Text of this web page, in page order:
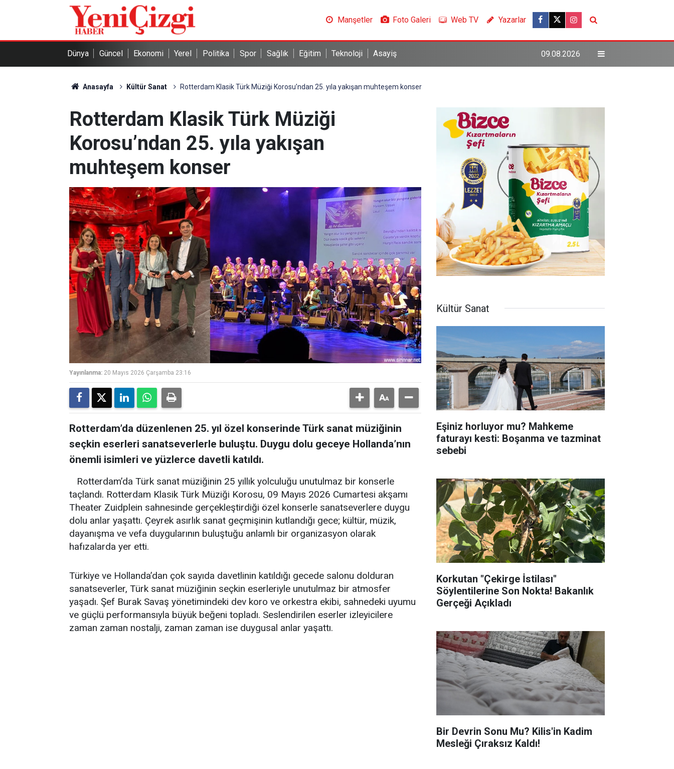
Manşetler Foto Galeri Web TV Yazarlar
Dünya Güncel Ekonomi Yerel Politika Spor Sağlık Eğitim Teknoloji Asayiş 09.08.2026
Anasayfa Kültür Sanat Rotterdam Klasik Türk Müziği Korosu’ndan 25. yıla yakışan muhteşem konser
Rotterdam Klasik Türk Müziği
Korosu’ndan 25. yıla yakışan
muhteşem konser
Yayınlanma: 20 Mayıs 2026 Çarşamba 23:16
Rotterdam’da düzenlenen 25. yıl özel konserinde Türk sanat müziğinin
seçkin eserleri sanatseverlerle buluştu. Duygu dolu geceye Hollanda’nın
önemli isimleri ve yüzlerce davetli katıldı.
Rotterdam’da Türk sanat müziğinin 25 yıllık yolculuğu unutulmaz bir konserle
taçlandı. Rotterdam Klasik Türk Müziği Korosu, 09 Mayıs 2026 Cumartesi akşamı
Theater Zuidplein sahnesinde gerçekleştirdiği özel konserle sanatseverlere duygu
dolu anlar yaşattı. Çeyrek asırlık sanat geçmişinin kutlandığı gece; kültür, müzik,
dayanışma ve vefa duygularının buluştuğu anlamlı bir organizasyon olarak
hafızalarda yer etti.
Türkiye ve Hollanda’dan çok sayıda davetlinin katıldığı gecede salonu dolduran
sanatseverler, Türk sanat müziğinin seçkin eserleriyle unutulmaz bir atmosfer
yaşadı. Şef Burak Savaş yönetimindeki dev koro ve orkestra ekibi, sahnedeki uyumu
ve güçlü performansıyla büyük beğeni topladı. Seslendirilen eserler izleyicilere
zaman zaman nostalji, zaman zaman ise duygusal anlar yaşattı.
Kültür Sanat
Eşiniz horluyor mu? Mahkeme
faturayı kesti: Boşanma ve tazminat
sebebi
Korkutan "Çekirge İstilası"
Söylentilerine Son Nokta! Bakanlık
Gerçeği Açıkladı
Bir Devrin Sonu Mu? Kilis'in Kadim
Mesleği Çıraksız Kaldı!